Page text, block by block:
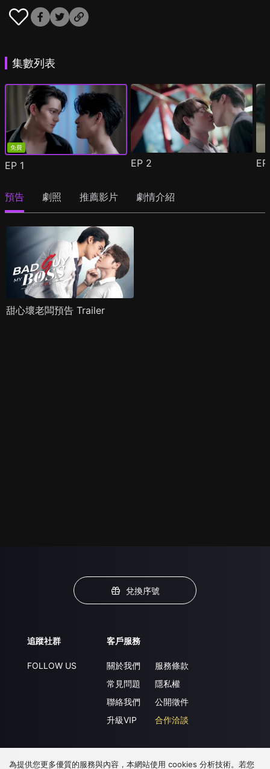
集數列表
免費
EP 1 EP 2
預告 劇照 推薦影片 劇情介紹
甜心壞老闆預告 Trailer
兌換序號
追蹤社群
FOLLOW US
客戶服務
關於我們
常見問題
聯絡我們
升級VIP
服務條款
隱私權
公開徵件
合作洽談
下載 APP
為提供您更多優質的服務與內容，本網站使用 cookies 分析技術。若您